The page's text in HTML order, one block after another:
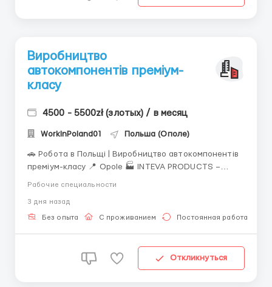
Виробництво
автокомпонентів преміум-
класу
4500 - 5500zł (злотых) / в месяц
WorkInPoland01 Польша (Ополе)
🚗 Робота в Польщі | Виробництво автокомпонентів
преміум-класу 📍 Opole 🏭 INTEVA PRODUCTS –
Заробітна плата: ▪️ 25,36 zł/год нетто ▪️ 31,40 zł/год
нетто для студентів до 26 років ▪️ +350 ...
Рабочие специальности
3 дня назад
Без опыта С проживанием Постоянная работа
Откликнуться